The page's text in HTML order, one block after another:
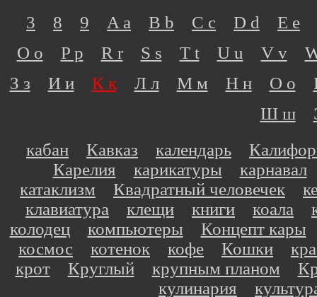
3 8 9 A a B b C c D d
E e
O o
P p R r S s T t U u V v
З з
И и К к Л л М м Н н О о
Ш ш
кабан
Кавказ календарь
Карелия
карикатуры
карнавал
катаклизм
Квадратный человечек
клавиатура
клещи книги коала
колодец
компьютеры
Концепт кары
космос
котенок кофе Кошки
крот
Круглый крупным планом
кулинария